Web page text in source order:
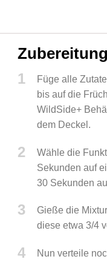
Zubereitung
1
Füge alle
bis auf die
WildSide+
dem Deckel.
2
Wähle die
Sekunden auf
30 Sekunden
3
Gieße die
diese etwa 3/4
4
Nun verteile